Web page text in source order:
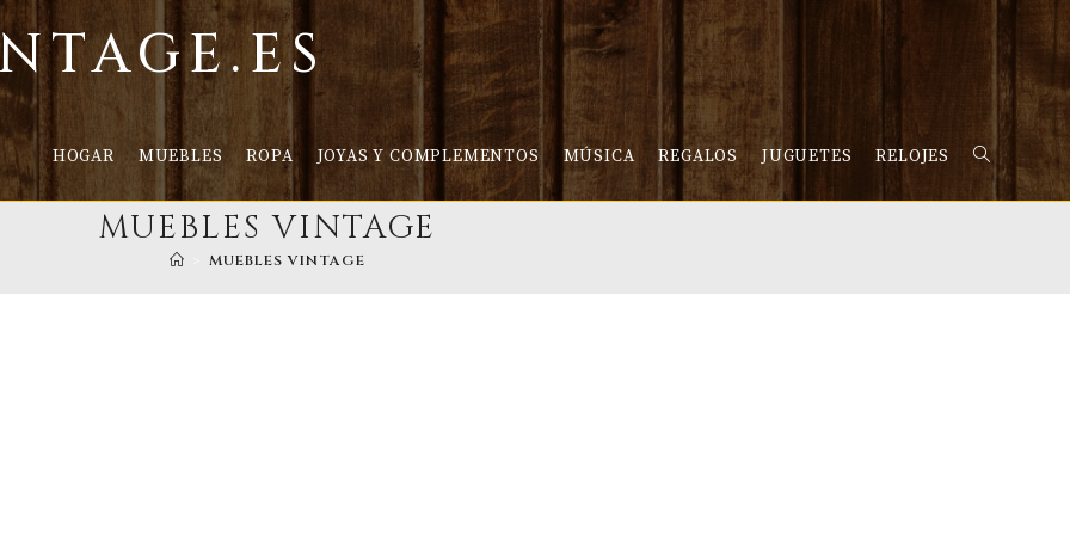
HOGAR MUEBLES ROPA JOYAS Y COMPLEMENTOS MÚSICA REGALOS JUGUETES RELOJES ALTERNAR
MUEBLES VINTAGE
MUEBLES VINTAGE